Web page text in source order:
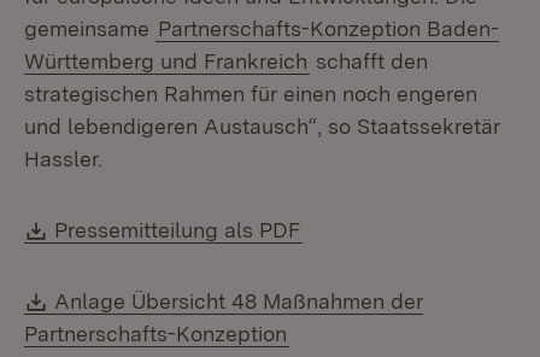
gemeinsame Partnerschafts-Konzeption Baden-
Württemberg und Frankreich schafft den
strategischen Rahmen für einen noch engeren
und lebendigeren Austausch“, so Staatssekretär
Hassler.
Download:
Pressemitteilung als PDF
Download:
Anlage Übersicht 48 Maßnahmen der
Partnerschafts-Konzeption